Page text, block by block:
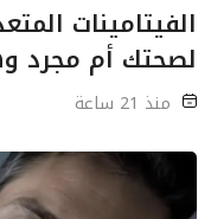
الفيتامينات
لصحتك أم مجرد
منذ 21 ساعة